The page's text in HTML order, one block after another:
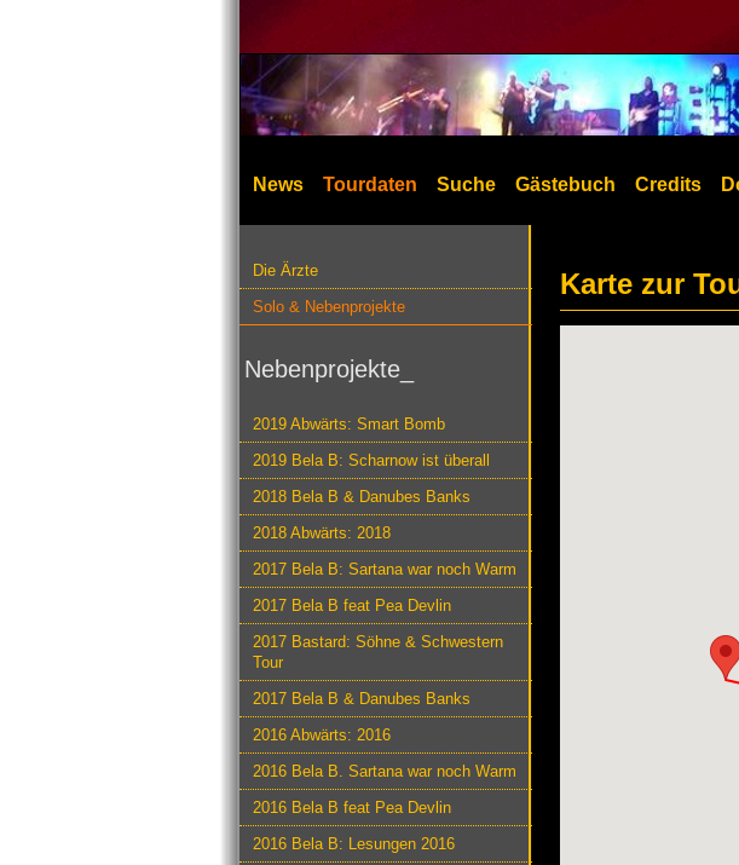
News Tourdaten Suche Gästebuch Credits
Die Ärzte
Solo & Nebenprojekte
Nebenprojekte_
2019 Abwärts: Smart Bomb
2019 Bela B: Scharnow ist überall
2018 Bela B & Danubes Banks
2018 Abwärts: 2018
2017 Bela B: Sartana war noch Warm
2017 Bela B feat Pea Devlin
2017 Bastard: Söhne & Schwestern
Tour
2017 Bela B & Danubes Banks
2016 Abwärts: 2016
2016 Bela B. Sartana war noch Warm
2016 Bela B feat Pea Devlin
2016 Bela B: Lesungen 2016
Karte zur